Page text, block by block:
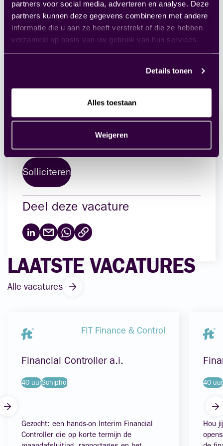
partners voor social media, adverteren en analyse. Deze
partners kunnen deze gegevens combineren met andere
informatie die u aan ze heeft verstrekt of die ze hebben
verzameld op basis van uw gebruik van hun services.
Details tonen
Alles toestaan
Weigeren
Herken jij jezelf in deze rol en wil je graag bouwen
Interesse in deze vacature?
Solliciteren
Deel deze vacature
LAATSTE VACATURES
Alle vacatures
FIT Finance & Control
Financial Controller a.i.
40 uurSchiphol
Gezocht: een hands-on Interim Financial
Controller die op korte termijn de
40 uur
Hou